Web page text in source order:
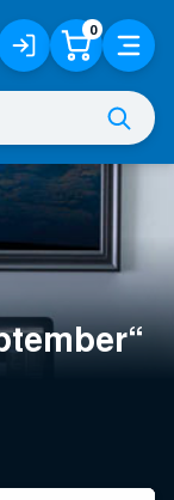
Anmelden
/
Registrieren
0 Menü